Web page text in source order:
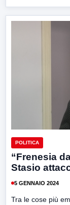
POLITICA
“Frenesia
Stasio
5 GENNAIO 2024
Tra le cose più